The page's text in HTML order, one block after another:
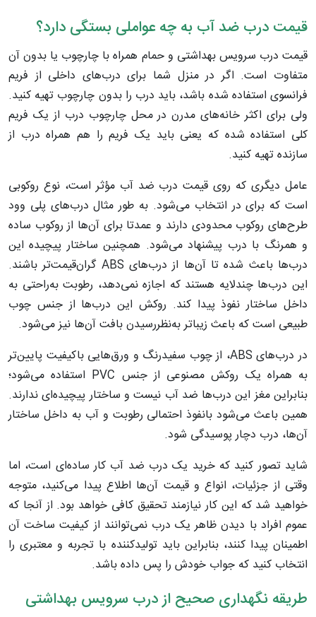
قیمت درب ضد آب به چه عواملی بستگی دارد؟
قیمت درب سرویس بهداشتی و حمام همراه با چارچوب یا بدون آن
متفاوت است. اگر در منزل شما برای درب‌های داخلی از فریم
فرانسوی استفاده شده باشد، باید درب را بدون چارچوب تهیه کنید.
ولی برای اکثر خانه‌های مدرن در محل چارچوب درب از یک فریم
کلی استفاده شده که یعنی باید یک فریم را هم همراه درب از
سازنده تهیه کنید.
عامل دیگری که روی قیمت درب ضد آب مؤثر است، نوع روکوبی
است که برای در انتخاب می‌شود. به طور مثال درب‌های پلی وود
طرح‌های روکوب محدودی دارند و عمدتا برای آن‌ها از روکوب ساده
و همرنگ با درب پیشنهاد می‌شود. همچنین ساختار پیچیده این
درب‌ها باعث شده تا آن‌ها از درب‌های ABS گران‌قیمت‌تر باشند.
این درب‌ها چندلایه هستند که اجازه نمی‌دهد، رطوبت به‌راحتی به
داخل ساختار نفوذ پیدا کند. روکش این درب‌ها از جنس چوب
طبیعی است که باعث زیباتر به‌نظررسیدن بافت آن‌ها نیز می‌شود.
در درب‌های ABS، از چوب سفیدرنگ و ورق‌هایی باکیفیت پایین‌تر
به همراه یک روکش مصنوعی از جنس PVC استفاده می‌شود؛
بنابراین مغز این درب‌ها ضد آب نیست و ساختار پیچیده‌ای ندارند.
همین باعث می‌شود بانفوذ احتمالی رطوبت و آب به داخل ساختار
آن‌ها، درب دچار پوسیدگی شود.
شاید تصور کنید که خرید یک درب ضد آب کار ساده‌ای است، اما
وقتی از جزئیات، انواع و قیمت آن‌ها اطلاع پیدا می‌کنید، متوجه
خواهید شد که این کار نیازمند تحقیق کافی خواهد بود. از آنجا که
عموم افراد با دیدن ظاهر یک درب نمی‌توانند از کیفیت ساخت آن
اطمینان پیدا کنند، بنابراین باید تولیدکننده با تجربه و معتبری را
انتخاب کنید که جواب خودش را پس داده باشد.
طریقه نگهداری صحیح از درب سرویس بهداشتی